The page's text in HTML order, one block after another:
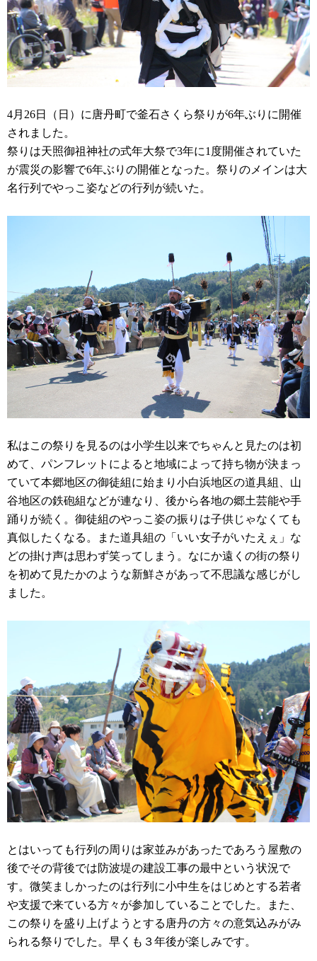
4月26日（日）に唐丹町で釜石さくら祭りが6年ぶりに開催
されました。
祭りは天照御祖神社の式年大祭で3年に1度開催されていた
が震災の影響で6年ぶりの開催となった。祭りのメインは大
名行列でやっこ姿などの行列が続いた。
私はこの祭りを見るのは小学生以来でちゃんと見たのは初
めて、パンフレットによると地域によって持ち物が決まっ
ていて本郷地区の御徒組に始まり小白浜地区の道具組、山
谷地区の鉄砲組などが連なり、後から各地の郷土芸能や手
踊りが続く。御徒組のやっこ姿の振りは子供じゃなくても
真似したくなる。また道具組の「いい女子がいたえぇ」な
どの掛け声は思わず笑ってしまう。なにか遠くの街の祭り
を初めて見たかのような新鮮さがあって不思議な感じがし
ました。
とはいっても行列の周りは家並みがあったであろう屋敷の
後でその背後では防波堤の建設工事の最中という状況で
す。微笑ましかったのは行列に小中生をはじめとする若者
や支援で来ている方々が参加していることでした。また、
この祭りを盛り上げようとする唐丹の方々の意気込みがみ
られる祭りでした。早くも３年後が楽しみです。